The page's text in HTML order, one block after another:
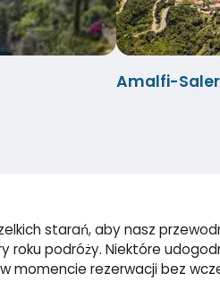
Amalfi-
starań, aby nasz
roku podróży. Niektóre
momencie rezerwacji bez